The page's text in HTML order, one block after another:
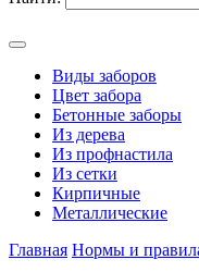
Виды заборов
Цвет забора
Бетонные заборы
Из дерева
Из профнастила
Из сетки
Кирпичные
Металлические
Главная Нормы и